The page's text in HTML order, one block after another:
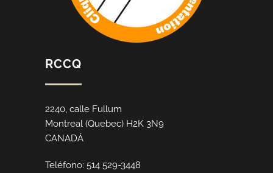
RCCQ
2240, calle Fullum
Montreal (Quebec) H2K 3N9
CANADÁ
Teléfono: 514 529-3448